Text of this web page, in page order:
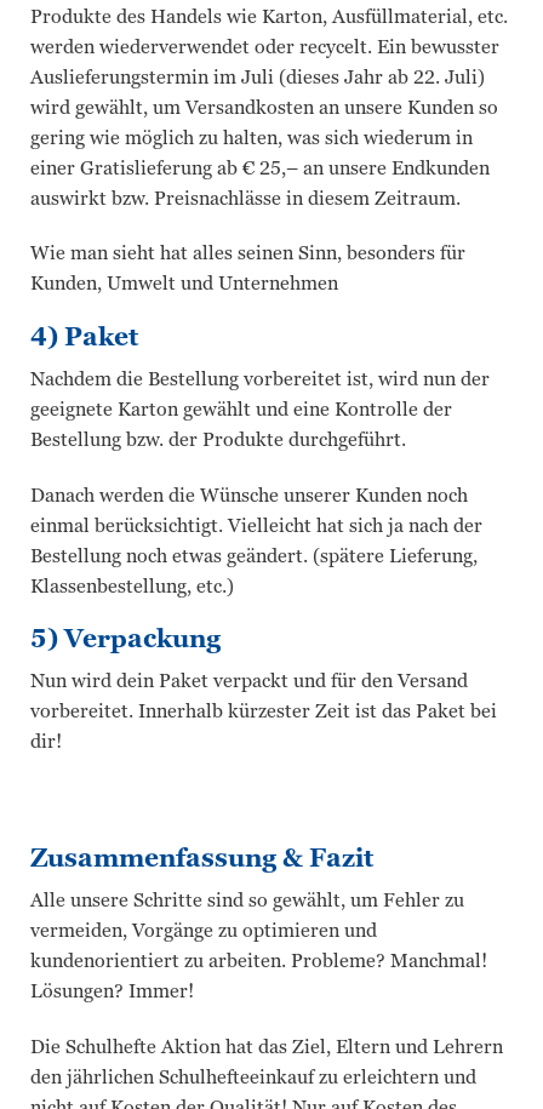
Produkte des Handels wie Karton, Ausfüllmaterial, etc.
werden wiederverwendet oder recycelt. Ein bewusster
Auslieferungstermin im Juli (dieses Jahr ab 22. Juli)
wird gewählt, um Versandkosten an unsere Kunden so
gering wie möglich zu halten, was sich wiederum in
einer Gratislieferung ab € 25,– an unsere Endkunden
auswirkt bzw. Preisnachlässe in diesem Zeitraum.
Wie man sieht hat alles seinen Sinn, besonders für
Kunden, Umwelt und Unternehmen
4) Paket
Nachdem die Bestellung vorbereitet ist, wird nun der
geeignete Karton gewählt und eine Kontrolle der
Bestellung bzw. der Produkte durchgeführt.
Danach werden die Wünsche unserer Kunden noch
einmal berücksichtigt. Vielleicht hat sich ja nach der
Bestellung noch etwas geändert. (spätere Lieferung,
Klassenbestellung, etc.)
5) Verpackung
Nun wird dein Paket verpackt und für den Versand
vorbereitet. Innerhalb kürzester Zeit ist das Paket bei
dir!
Zusammenfassung & Fazit
Alle unsere Schritte sind so gewählt, um Fehler zu
vermeiden, Vorgänge zu optimieren und
kundenorientiert zu arbeiten. Probleme? Manchmal!
Lösungen? Immer!
Die Schulhefte Aktion hat das Ziel, Eltern und Lehrern
den jährlichen Schulhefteeinkauf zu erleichtern und